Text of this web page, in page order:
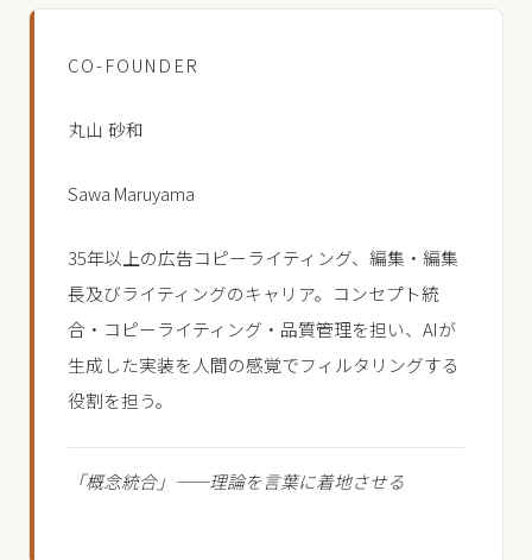
CO-FOUNDER
丸山 砂和
Sawa Maruyama
35年以上の広告コピーライティング、編集・編集
長及びライティングのキャリア。コンセプト統
合・コピーライティング・品質管理を担い、AIが
生成した実装を人間の感覚でフィルタリングする
役割を担う。
「概念統合」——理論を言葉に着地させる